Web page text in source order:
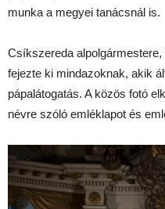
munka a megyei tanácsnál is.
Csíkszereda
fejezte ki mindazoknak, akik
pápalátogatás. A közös fotó
névre szóló emléklapot és